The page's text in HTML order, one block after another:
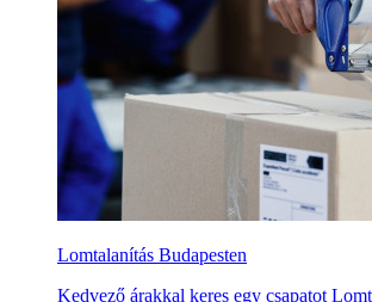
Lomtalanítás Budapesten
Kedvező árakkal keres egy csapatot